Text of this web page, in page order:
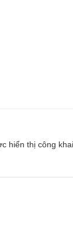
hiển thị công khai.